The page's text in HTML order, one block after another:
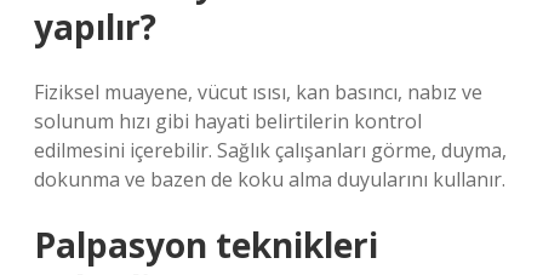
yapılır?
Fiziksel muayene, vücut ısısı, kan basıncı, nabız ve
solunum hızı gibi hayati belirtilerin kontrol
edilmesini içerebilir. Sağlık çalışanları görme, duyma,
dokunma ve bazen de koku alma duyularını kullanır.
Palpasyon teknikleri